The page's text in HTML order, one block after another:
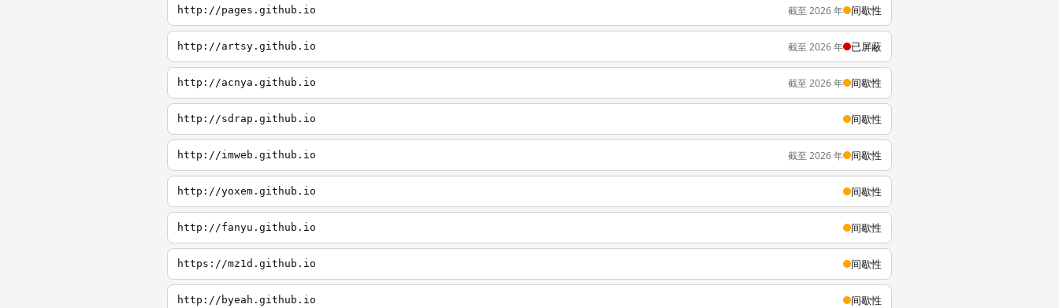
http://pages.github.io 截至 2026 年 间歇性
http://artsy.github.io 截至 2026 年 已屏蔽
http://acnya.github.io 截至 2026 年 间歇性
http://sdrap.github.io 间歇性
http://imweb.github.io 截至 2026 年 间歇性
http://yoxem.github.io 间歇性
http://fanyu.github.io 间歇性
https://mz1d.github.io 间歇性
http://byeah.github.io 间歇性